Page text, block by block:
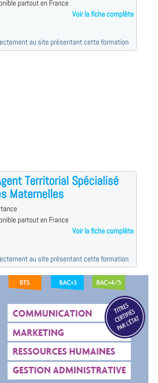
partout en France
Voir la fiche complète
au site présentant cette formation
Territorial Spécialisé
Maternelles
partout en France
Voir la fiche complète
au site présentant cette formation